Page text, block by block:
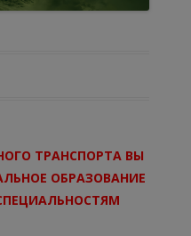
ТРАНСПОРТА ВЫ
ОБРАЗОВАНИЕ